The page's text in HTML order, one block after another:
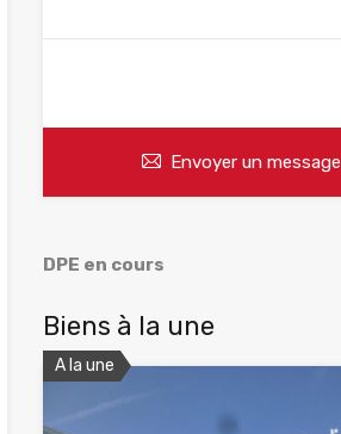
Envoyer un message
DPE en cours
Biens à la une
A la une